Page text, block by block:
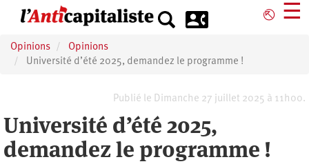
principal
⎋ ☰
Opinions
Opinions
Université d’été 2025, demandez le programme !
Publié le Dimanche 27 juillet 2025 à 11h00.
Université d’été 2025,
demandez le programme !